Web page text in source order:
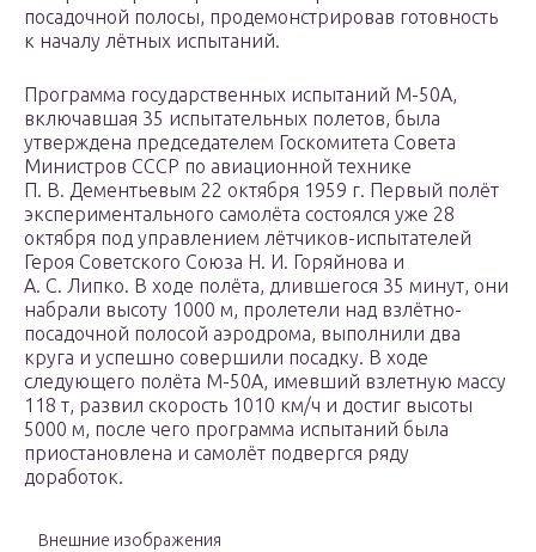
посадочной полосы, продемонстрировав готовность
к началу лётных испытаний.
Программа государственных испытаний М-50А,
включавшая 35 испытательных полетов, была
утверждена председателем Госкомитета Совета
Министров СССР по авиационной технике
П. В. Дементьевым 22 октября 1959 г. Первый полёт
экспериментального самолёта состоялся уже 28
октября под управлением лётчиков-испытателей
Героя Советского Союза Н. И. Горяйнова и
А. С. Липко. В ходе полёта, длившегося 35 минут, они
набрали высоту 1000 м, пролетели над взлётно-
посадочной полосой аэродрома, выполнили два
круга и успешно совершили посадку. В ходе
следующего полёта М-50А, имевший взлетную массу
118 т, развил скорость 1010 км/ч и достиг высоты
5000 м, после чего программа испытаний была
приостановлена и самолёт подвергся ряду
доработок.
Внешние изображения